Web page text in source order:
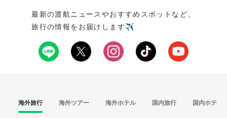
最新の渡航ニュースやおすすめスポットなど、
旅行の情報をお届けします✈️
海外旅行 海外ツアー 海外ホテル 国内旅行 国内ホテル